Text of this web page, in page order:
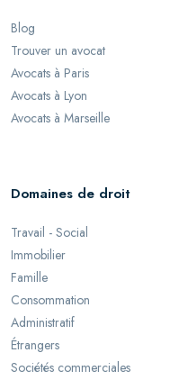
Blog
Trouver un avocat
Avocats à Paris
Avocats à Lyon
Avocats à Marseille
Domaines de droit
Travail - Social
Immobilier
Famille
Consommation
Administratif
Étrangers
Sociétés commerciales